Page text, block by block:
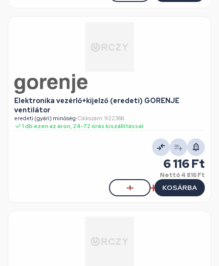
Elektronika vezérlő+kijelző (eredeti) GORENJE
ventilátor
eredeti (gyári) minőség•Cikkszám: 922388
1 db ezen az áron, 24-72 órás kiszállítással
6 116 Ft
Nettó4 816 Ft
KOSÁRBA